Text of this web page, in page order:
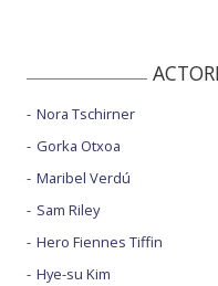
Nora Tschirner
Gorka Otxoa
Maribel Verdú
Sam Riley
Hero Fiennes Tiffin
Hye-su Kim